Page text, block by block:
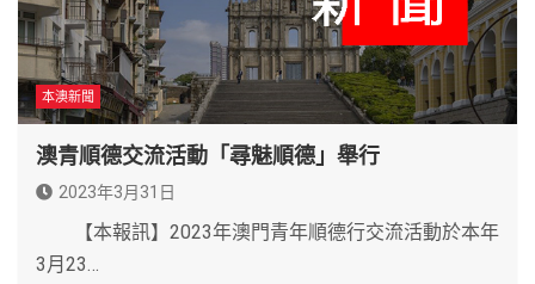
本澳新聞
澳青順德交流活動「尋魅順德」舉行
2023年3月31日
【本報訊】2023年澳門青年順德行交流活動於本年
3月23…